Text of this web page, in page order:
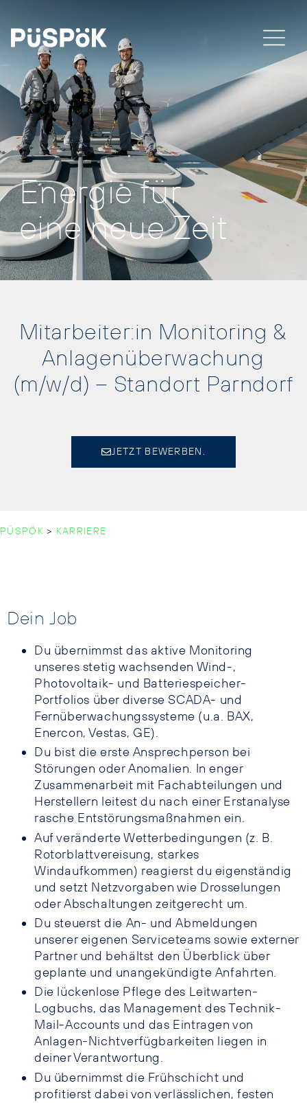
Energie für
eine neue Zeit
Mitarbeiter:in Monitoring &
Anlagenüberwachung
(m/w/d) – Standort Parndorf
JETZT BEWERBEN.
PÜSPÖK > KARRIERE
Dein Job
Du übernimmst das aktive Monitoring
unseres stetig wachsenden Wind-,
Photovoltaik- und Batteriespeicher-
Portfolios über diverse SCADA- und
Fernüberwachungssysteme (u.a. BAX,
Enercon, Vestas, GE).
Du bist die erste Ansprechperson bei
Störungen oder Anomalien. In enger
Zusammenarbeit mit Fachabteilungen und
Herstellern leitest du nach einer Erstanalyse
rasche Entstörungsmaßnahmen ein.
Auf veränderte Wetterbedingungen (z. B.
Rotorblattvereisung, starkes
Windaufkommen) reagierst du eigenständig
und setzt Netzvorgaben wie Drosselungen
oder Abschaltungen zeitgerecht um.
Du steuerst die An- und Abmeldungen
unserer eigenen Serviceteams sowie externer
Partner und behältst den Überblick über
geplante und unangekündigte Anfahrten.
Die lückenlose Pflege des Leitwarten-
Logbuchs, das Management des Technik-
Mail-Accounts und das Eintragen von
Anlagen-Nichtverfügbarkeiten liegen in
deiner Verantwortung.
Du übernimmst die Frühschicht und
profitierst dabei von verlässlichen, festen